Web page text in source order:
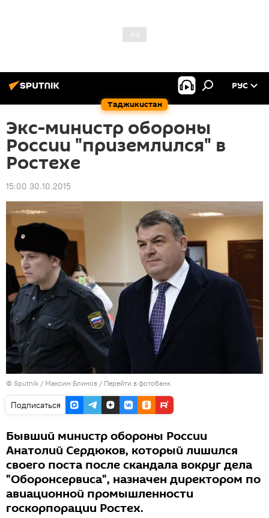
Таджикистан
РУС
Экс-министр обороны
России "приземлился" в
Ростехе
15:00 30.10.2015
© Sputnik / Максим Блинов / Перейти в фотобанк
Подписаться
Бывший министр обороны России
Анатолий Сердюков, который лишился
своего поста после скандала вокруг дела
"Оборонсервиса", назначен директором по
авиационной промышленности
госкорпорации Ростех.